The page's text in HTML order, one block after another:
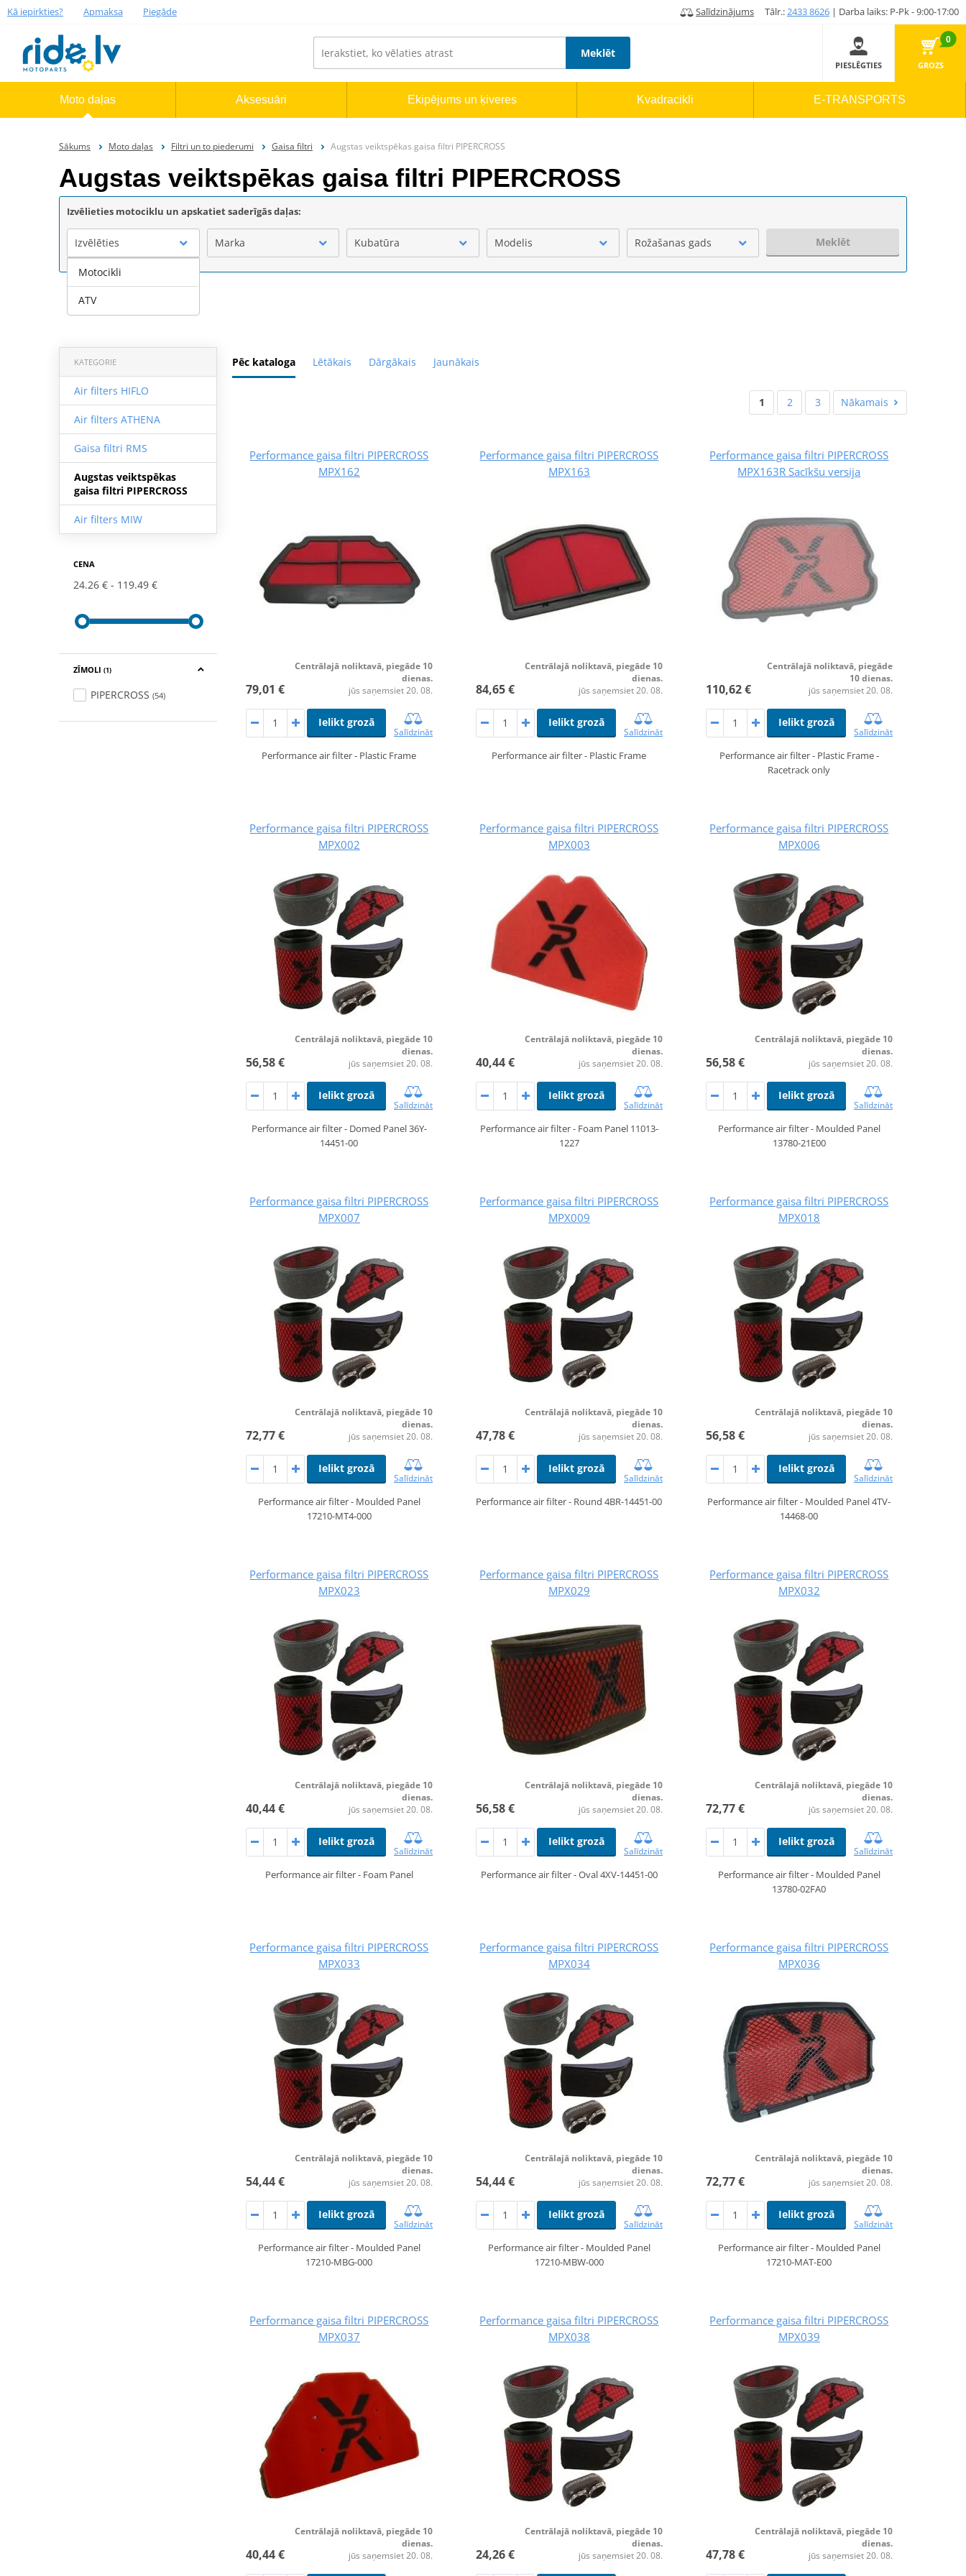
Kā iepirkties? Apmaksa Piegāde Salīdzinājums Tālr.:2433 8626 | Darba laiks: P-Pk - 9:00-17:00
Meklēt
PIESLĒGTIES
0
GROZS
Moto daļas Aksesuāri Ekipējums un ķiveres Kvadracikli E-TRANSPORTS
Sākums Moto daļas Filtri un to piederumi Gaisa filtri Augstas veiktspēkas gaisa filtri PIPERCROSS
Augstas veiktspēkas gaisa filtri PIPERCROSS
Izvēlieties motociklu un apskatiet saderīgās daļas:
Izvēlēties Marka Kubatūra Modelis Rožašanas gads Meklēt
Pēc kataloga Lētākais Dārgākais Jaunākais
KATEGORIE
Air filters HIFLO
Air filters ATHENA
Gaisa filtri RMS
Augstas veiktspēkas
gaisa filtri PIPERCROSS
Air filters MIW
CENA
24.26 € 119.49 €
ZĪMOLI (1)
PIPERCROSS (54)
1 2 3 Nākamais
Performance gaisa filtri PIPERCROSS
MPX162
79,01 €
Centrālajā noliktavā, piegāde 10
dienas.
jūs saņemsiet 20. 08.
Ielikt grozā
Salīdzināt
Performance air filter - Plastic Frame
Performance gaisa filtri PIPERCROSS
MPX163
84,65 €
Centrālajā noliktavā, piegāde 10
dienas.
jūs saņemsiet 20. 08.
Ielikt grozā
Salīdzināt
Performance air filter - Plastic Frame
Performance gaisa filtri PIPERCROSS
MPX163R Sacīkšu versija
110,62 €
Centrālajā noliktavā, piegāde
10 dienas.
jūs saņemsiet 20. 08.
Ielikt grozā
Salīdzināt
Performance air filter - Plastic Frame -
Racetrack only
Performance gaisa filtri PIPERCROSS
MPX002
56,58 €
Centrālajā noliktavā, piegāde 10
dienas.
jūs saņemsiet 20. 08.
Ielikt grozā
Salīdzināt
Performance air filter - Domed Panel 36Y-
14451-00
Performance gaisa filtri PIPERCROSS
MPX003
40,44 €
Centrālajā noliktavā, piegāde 10
dienas.
jūs saņemsiet 20. 08.
Ielikt grozā
Salīdzināt
Performance air filter - Foam Panel 11013-
1227
Performance gaisa filtri PIPERCROSS
MPX006
56,58 €
Centrālajā noliktavā, piegāde 10
dienas.
jūs saņemsiet 20. 08.
Ielikt grozā
Salīdzināt
Performance air filter - Moulded Panel
13780-21E00
Performance gaisa filtri PIPERCROSS
MPX007
72,77 €
Centrālajā noliktavā, piegāde 10
dienas.
jūs saņemsiet 20. 08.
Ielikt grozā
Salīdzināt
Performance air filter - Moulded Panel
17210-MT4-000
Performance gaisa filtri PIPERCROSS
MPX009
47,78 €
Centrālajā noliktavā, piegāde 10
dienas.
jūs saņemsiet 20. 08.
Ielikt grozā
Salīdzināt
Performance air filter - Round 4BR-14451-00
Performance gaisa filtri PIPERCROSS
MPX018
56,58 €
Centrālajā noliktavā, piegāde 10
dienas.
jūs saņemsiet 20. 08.
Ielikt grozā
Salīdzināt
Performance air filter - Moulded Panel 4TV-
14468-00
Performance gaisa filtri PIPERCROSS
MPX023
40,44 €
Centrālajā noliktavā, piegāde 10
dienas.
jūs saņemsiet 20. 08.
Ielikt grozā
Salīdzināt
Performance air filter - Foam Panel
Performance gaisa filtri PIPERCROSS
MPX029
56,58 €
Centrālajā noliktavā, piegāde 10
dienas.
jūs saņemsiet 20. 08.
Ielikt grozā
Salīdzināt
Performance air filter - Oval 4XV-14451-00
Performance gaisa filtri PIPERCROSS
MPX032
72,77 €
Centrālajā noliktavā, piegāde 10
dienas.
jūs saņemsiet 20. 08.
Ielikt grozā
Salīdzināt
Performance air filter - Moulded Panel
13780-02FA0
Performance gaisa filtri PIPERCROSS
MPX033
54,44 €
Centrālajā noliktavā, piegāde 10
dienas.
jūs saņemsiet 20. 08.
Ielikt grozā
Salīdzināt
Performance air filter - Moulded Panel
17210-MBG-000
Performance gaisa filtri PIPERCROSS
MPX034
54,44 €
Centrālajā noliktavā, piegāde 10
dienas.
jūs saņemsiet 20. 08.
Ielikt grozā
Salīdzināt
Performance air filter - Moulded Panel
17210-MBW-000
Performance gaisa filtri PIPERCROSS
MPX036
72,77 €
Centrālajā noliktavā, piegāde 10
dienas.
jūs saņemsiet 20. 08.
Ielikt grozā
Salīdzināt
Performance air filter - Moulded Panel
17210-MAT-E00
Performance gaisa filtri PIPERCROSS
MPX037
40,44 €
Centrālajā noliktavā, piegāde 10
dienas.
jūs saņemsiet 20. 08.
Performance gaisa filtri PIPERCROSS
MPX038
24,26 €
Centrālajā noliktavā, piegāde 10
dienas.
jūs saņemsiet 20. 08.
Performance gaisa filtri PIPERCROSS
MPX039
47,78 €
Centrālajā noliktavā, piegāde 10
dienas.
jūs saņemsiet 20. 08.
Motocikli
ATV